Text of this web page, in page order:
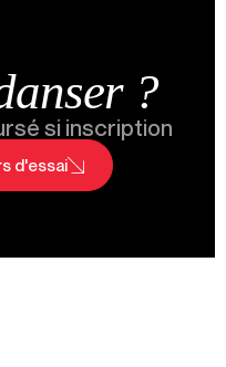
?
si inscription
d'essai